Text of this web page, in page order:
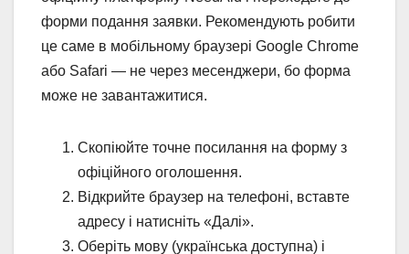
форми подання заявки. Рекомендують робити
це саме в мобільному браузері Google Chrome
або Safari — не через месенджери, бо форма
може не завантажитися.
Скопіюйте точне посилання на форму з
офіційного оголошення.
Відкрийте браузер на телефоні, вставте
адресу і натисніть «Далі».
Оберіть мову (українська доступна) і